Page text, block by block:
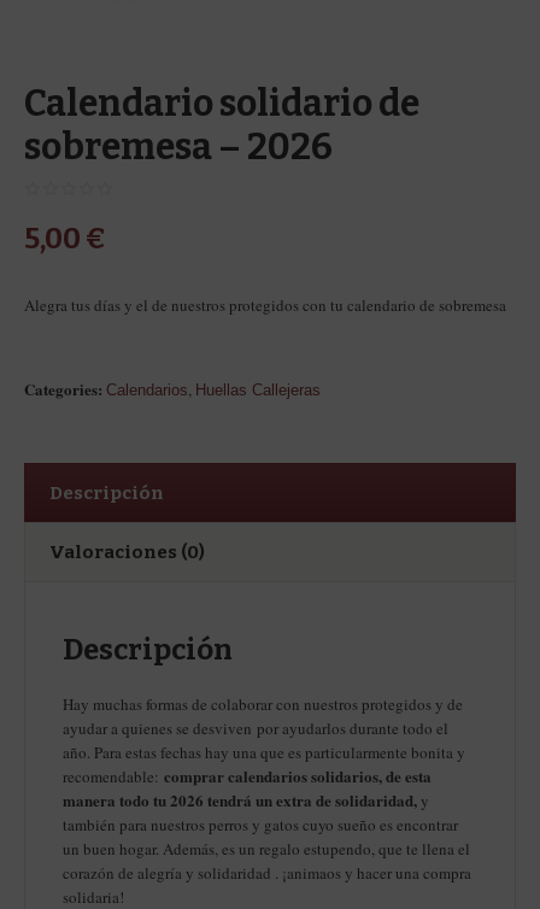
Calendario solidario de
sobremesa – 2026
5,00 €
Alegra tus días y el de nuestros protegidos con tu calendario de sobremesa
Categories: Calendarios, Huellas Callejeras
Descripción
Valoraciones (0)
Descripción
Hay muchas formas de colaborar con nuestros protegidos y de
ayudar a quienes se desviven por ayudarlos durante todo el
año. Para estas fechas hay una que es particularmente bonita y
recomendable: comprar calendarios solidarios, de esta
manera todo tu 2026 tendrá un extra de solidaridad, y
también para nuestros perros y gatos cuyo sueño es encontrar
un buen hogar. Además, es un regalo estupendo, que te llena el
corazón de alegría y solidaridad . ¡animaos y hacer una compra
solidaria!